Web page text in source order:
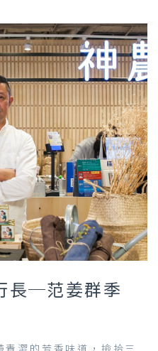
長─范姜群季
青澀的芳香味道，撿拾三